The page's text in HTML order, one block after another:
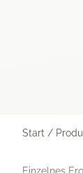
Start /